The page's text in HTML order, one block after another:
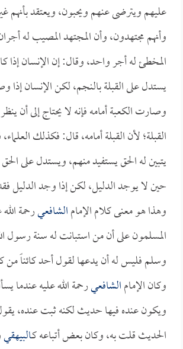
عليهم ويترضى عنهم ويحبون، ويعتقد بأنهم
وأنهم مجتهدون، وأن المجتهد المصيب له
المخطئ له أجر واحد، وقال: إن الإنسان إذا
يستدل على القبلة بالنجم، لكن الإنسان إذا
وصارت الكعبة أمامه فإنه لا يحتاج إلى أن
القبلة؛ لأن القبلة أمامه، قال: فكذلك
يتبين له الحق يستفيد منهم، ويستدل على
حين لا يوجد الدليل، لكن إذا وجد الدليل
وهذا هو معنى كلام الإمامالشافعيرحمة
المسلمون على أن من استبانت له سنة رسول
وسلم فليس له أن يدعها لقول أحد كائناً من
وكان الإمامالشافعيرحمة الله عليه عندما
ويكون عنده فيها حديث لكنه ثبت عنده،
الحديث قلت به، وكان بعض أتباعه كـالبيهقي